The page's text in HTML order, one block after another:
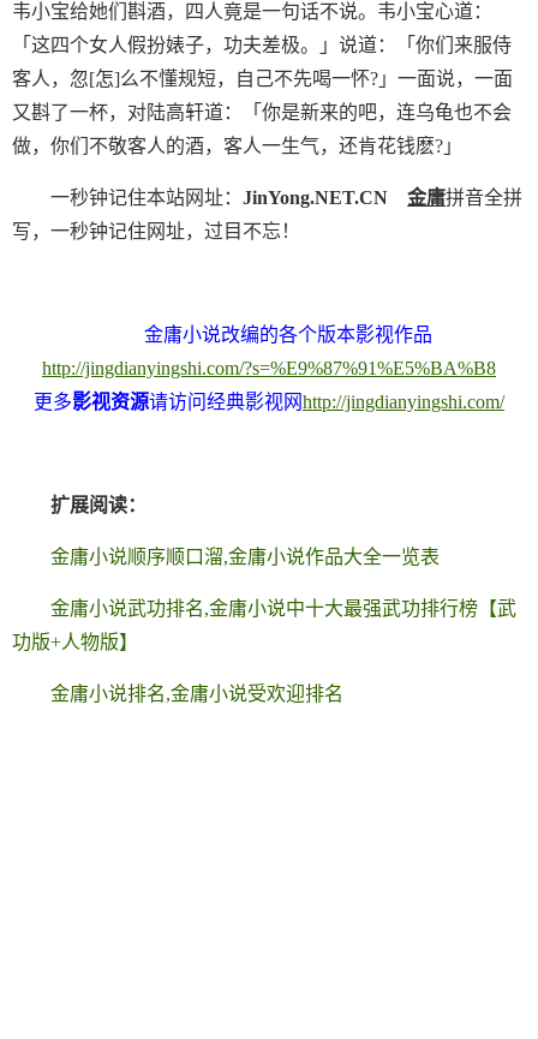
韦小宝给她们斟酒，四人竟是一句话不说。韦小宝心道：
「这四个女人假扮婊子，功夫差极。」说道：「你们来服侍
客人，忽[怎]么不懂规短，自己不先喝一怀?」一面说，一面
又斟了一杯，对陆高轩道：「你是新来的吧，连乌龟也不会
做，你们不敬客人的酒，客人一生气，还肯花钱麽?」
一秒钟记住本站网址： JinYong.NET.CN 金庸拼音全拼
写，一秒钟记住网址，过目不忘！
金庸小说改编的各个版本影视作品
http://jingdianyingshi.com/?s=%E9%87%91%E5%BA%B8
更多影视资源请访问经典影视网http://jingdianyingshi.com/
扩展阅读：
金庸小说顺序顺口溜,金庸小说作品大全一览表
金庸小说武功排名,金庸小说中十大最强武功排行榜【武
功版+人物版】
金庸小说排名,金庸小说受欢迎排名